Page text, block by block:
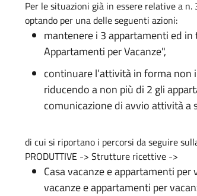
Per le situazioni già in essere relative a
optando per una delle seguenti azioni:
mantenere i 3 appartamenti ed in
Appartamenti per Vacanze",
continuare l’attività in forma
riducendo a non più di 2 gli
comunicazione di avvio attività a
di cui si riportano i percorsi da seguire
PRODUTTIVE -> Strutture ricettive ->
Casa vacanze e appartamenti
vacanze e appartamenti per